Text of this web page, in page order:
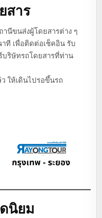
สาร
นีขนส่งผู้โดยสารต่าง ๆ
ที เพื่อติดต่อเช็คอิน รับ
บริษัทรถโดยสารที่ท่าน
ให้เดินไปรอขึ้นรถ
นิยม